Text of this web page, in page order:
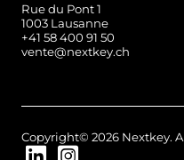
Rue du Pont 1
1003 Lausanne
+41 58 400 91 50
vente@nextkey.ch
Copyright© 2026 Nextkey.